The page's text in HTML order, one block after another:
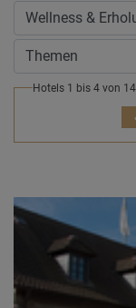
Hotels 1 bis 4 von 14